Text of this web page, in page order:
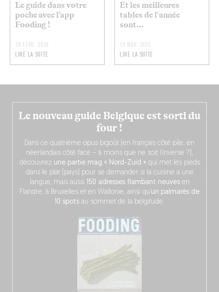
Le guide dans votre
poche avec l’app
Fooding !
10 FÉVR. 2026
LIRE LA SUITE
Et les meilleures
tables de l'année
sont...
19 NOV. 2025
LIRE LA SUITE
Le nouveau guide Belgique est sorti du
four !
Dans ce quatrième opus bigoût (en français côté pile, en
néerlandais côté face – à moins que ne soit l’inverse ?),
découvrez une partie mag « Nord-Zuid » qui met les pieds
dans le plat (pays) pour se demander si la cuisine a une
langue, mais aussi 150 adresses flambant neuvesen
Flandre, à Bruxelles et en Wallonie, ainsi qu’ un palmarès de
10 spots au sommet de la belgitude.